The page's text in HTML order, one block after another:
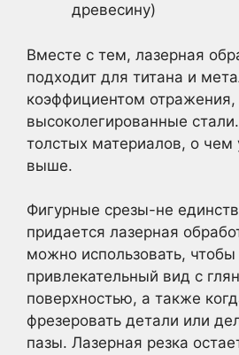
древесину)
Вместе с тем, лазерная
подходит для титана и
коэффициентом отражения,
высоколегированные
толстых материалов, о чем
выше.
Фигурные срезы-не
придается лазерная
можно использовать,
привлекательный вид с
поверхностью, а также
фрезеровать детали или
пазы. Лазерная резка